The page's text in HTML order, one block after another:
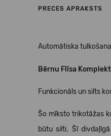
PRECES APRAKSTS
Automātiska
Bērnu Flīsa
Funkcionāls un silts
Šo mīksto trikotāžas
būtu silti. Šī